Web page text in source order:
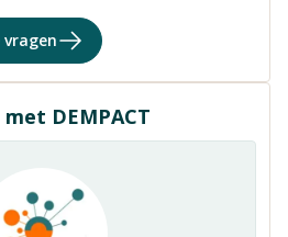
DEMPACT